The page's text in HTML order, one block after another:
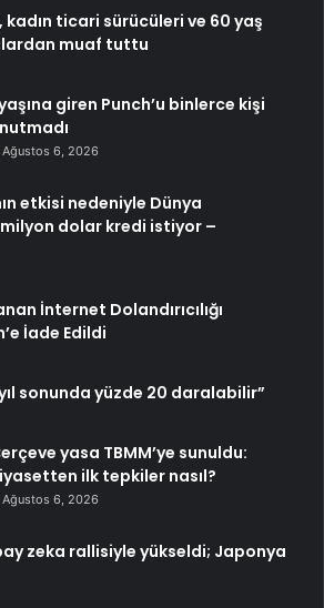
kadın ticari sürücüleri ve 60 yaş
muaf tuttu
giren Punch’u binlerce kişi
Ağustos 6, 2026
etkisi nedeniyle Dünya
milyon dolar kredi istiyor –
İnternet Dolandırıcılığı
İade Edildi
sonunda yüzde 20 daralabilir”
yasa TBMM’ye sunuldu:
ilk tepkiler nasıl?
Ağustos 6, 2026
zeka rallisiyle yükseldi; Japonya